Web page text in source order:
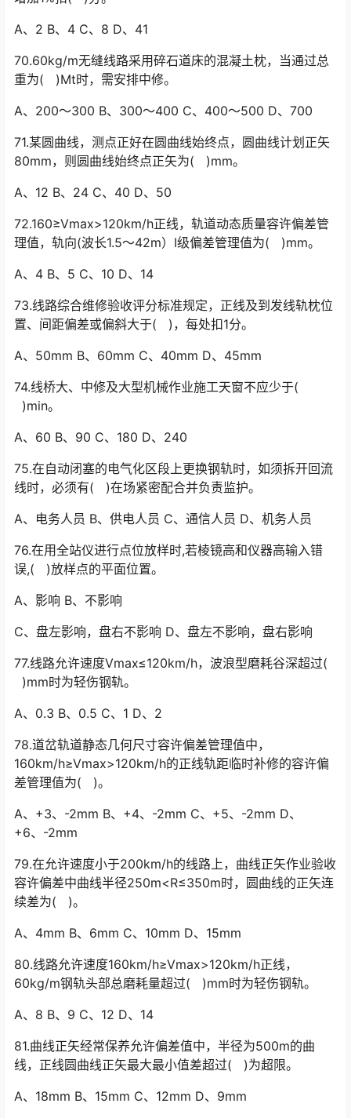
A、2 B、4 C、8 D、41
70.60kg/m无缝线路采用碎石道床的混凝土枕，当通过总
重为( )Mt时，需安排中修。
A、200～300 B、300～400 C、400～500 D、700
71.某圆曲线，测点正好在圆曲线始终点，圆曲线计划正矢
80mm，则圆曲线始终点正矢为( )mm。
A、12 B、24 C、40 D、50
72.160≥Vmax>120km/h正线，轨道动态质量容许偏差管
理值，轨向(波长1.5～42m）Ⅰ级偏差管理值为( )mm。
A、4 B、5 C、10 D、14
73.线路综合维修验收评分标准规定，正线及到发线轨枕位
置、间距偏差或偏斜大于( )，每处扣1分。
A、50mm B、60mm C、40mm D、45mm
74.线桥大、中修及大型机械作业施工天窗不应少于(
)min。
A、60 B、90 C、180 D、240
75.在自动闭塞的电气化区段上更换钢轨时，如须拆开回流
线时，必须有( )在场紧密配合并负责监护。
A、电务人员 B、供电人员 C、通信人员 D、机务人员
76.在用全站仪进行点位放样时,若棱镜高和仪器高输入错
误,( )放样点的平面位置。
A、影响 B、不影响
C、盘左影响，盘右不影响 D、盘左不影响，盘右影响
77.线路允许速度Vmax≤120km/h，波浪型磨耗谷深超过(
)mm时为轻伤钢轨。
A、0.3 B、0.5 C、1 D、2
78.道岔轨道静态几何尺寸容许偏差管理值中，
160km/h≥Vmax>120km/h的正线轨距临时补修的容许偏
差管理值为( )。
A、+3、-2mm B、+4、-2mm C、+5、-2mm D、
+6、-2mm
79.在允许速度小于200km/h的线路上，曲线正矢作业验收
容许偏差中曲线半径250m<R≤350m时，圆曲线的正矢连
续差为( )。
A、4mm B、6mm C、10mm D、15mm
80.线路允许速度160km/h≥Vmax>120km/h正线，
60kg/m钢轨头部总磨耗量超过( )mm时为轻伤钢轨。
A、8 B、9 C、12 D、14
81.曲线正矢经常保养允许偏差值中，半径为500m的曲
线，正线圆曲线正矢最大最小值差超过( )为超限。
A、18mm B、15mm C、12mm D、9mm